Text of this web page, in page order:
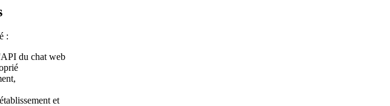
:
du chat web
et